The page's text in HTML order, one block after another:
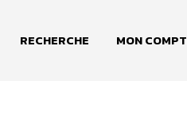
RECHERCHE MON